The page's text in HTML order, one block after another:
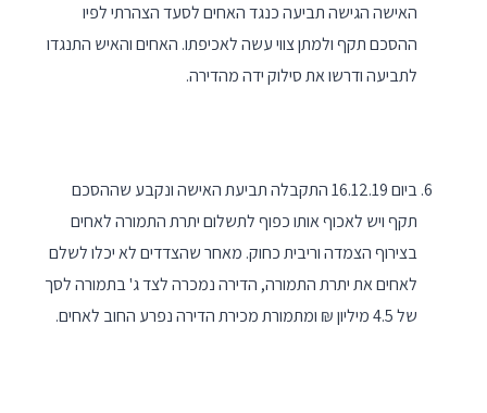
האישה הגישה תביעה כנגד האחים לסעד הצהרתי לפיו
ההסכם תקף ולמתן צווי עשה לאכיפתו. האחים והאיש התנגדו
לתביעה ודרשו את סילוק ידה מהדירה.
ביום 16.12.19 התקבלה תביעת האישה ונקבע שההסכם
תקף ויש לאכוף אותו כפוף לתשלום יתרת התמורה לאחים
בצירוף הצמדה וריבית כחוק. מאחר שהצדדים לא יכלו לשלם
לאחים את יתרת התמורה, הדירה נמכרה לצד ג' בתמורה לסך
של 4.5 מיליון ₪ ומתמורת מכירת הדירה נפרע החוב לאחים.